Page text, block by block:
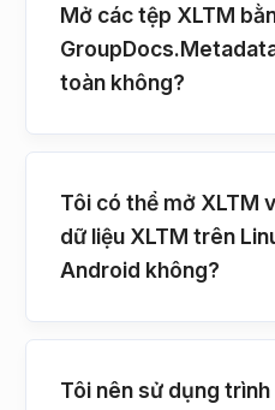
Mở các tệp XLTM
toàn không?
Tôi có thể mở XLTM
dữ liệu XLTM trên
Android không?
Tôi nên sử dụng